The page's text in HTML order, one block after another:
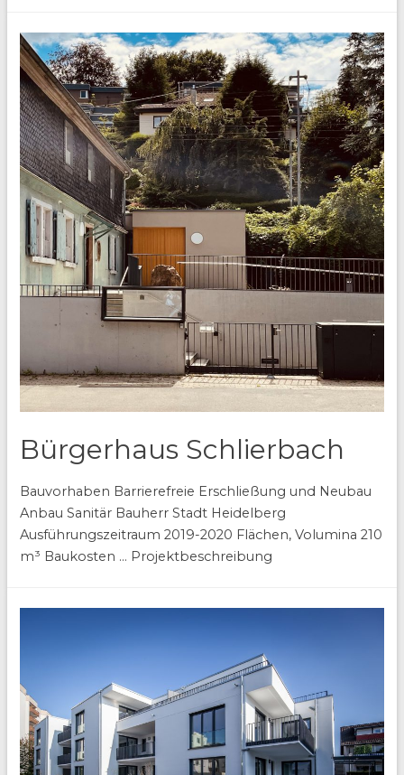
Bürgerhaus Schlierbach
Bauvorhaben Barrierefreie Erschließung und Neubau
Anbau Sanitär Bauherr Stadt Heidelberg
Ausführungszeitraum 2019-2020 Flächen, Volumina 210
m³ Baukosten … Projektbeschreibung